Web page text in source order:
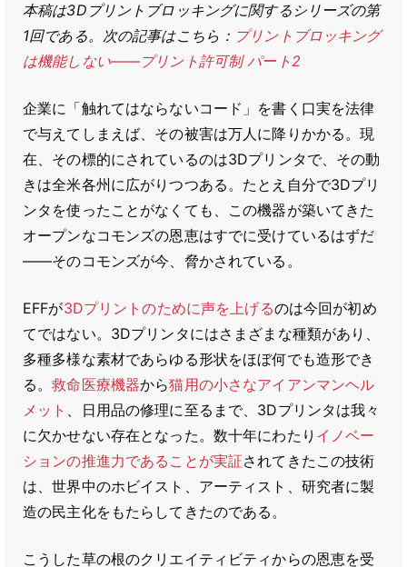
本稿は3Dプリントブロッキングに関するシリーズの第
1回である。次の記事はこちら： プリントブロッキング
は機能しない――プリント許可制 パート2
企業に「触れてはならないコード」を書く口実を法律
で与えてしまえば、その被害は万人に降りかかる。現
在、その標的にされているのは3Dプリンタで、その動
きは全米各州に広がりつつある。たとえ自分で3Dプリ
ンタを使ったことがなくても、この機器が築いてきた
オープンなコモンズの恩恵はすでに受けているはずだ
――そのコモンズが今、脅かされている。
EFFが3Dプリントのために声を上げるのは今回が初め
てではない。3Dプリンタにはさまざまな種類があり、
多種多様な素材であらゆる形状をほぼ何でも造形でき
る。救命医療機器から猫用の小さなアイアンマンヘル
メット 、日用品の修理に至るまで、3Dプリンタは我々
に欠かせない存在となった。数十年にわたり イノベー
ションの推進力であることが実証されてきたこの技術
は、世界中のホビイスト、アーティスト、研究者に製
造の民主化をもたらしてきたのである。
こうした草の根のクリエイティビティからの恩恵を受